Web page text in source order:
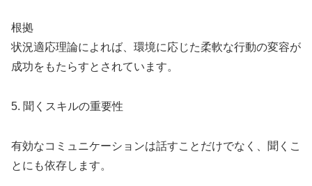
根拠
状況適応理論によれば、環境に応じた柔軟な行動の変容が
成功をもたらすとされています。
5. 聞くスキルの重要性
有効なコミュニケーションは話すことだけでなく、聞くこ
とにも依存します。